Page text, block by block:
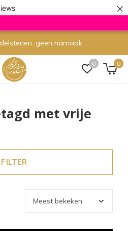
×
0 0
geen namaak
met vrije
FILTER